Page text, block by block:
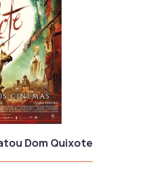
Dom Quixote